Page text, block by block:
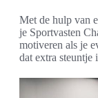
Met de hulp van
je Sportvasten
motiveren als je
dat extra steuntje